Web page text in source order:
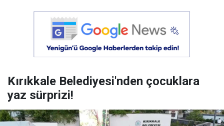
Kırıkkale Belediyesi'nden çocuklara
yaz sürprizi!